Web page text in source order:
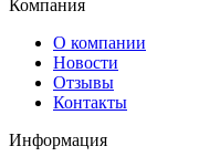
Компания
О компании
Новости
Отзывы
Контакты
Информация